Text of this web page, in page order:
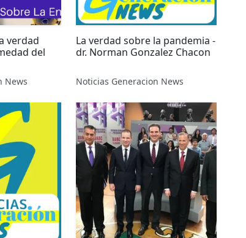
verdad
del
News
La verdad sobre la pandemia -
dr. Norman Gonzalez Chacon
Noticias Generacion News